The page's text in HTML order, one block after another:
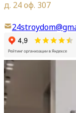
д. 24 оф. 307